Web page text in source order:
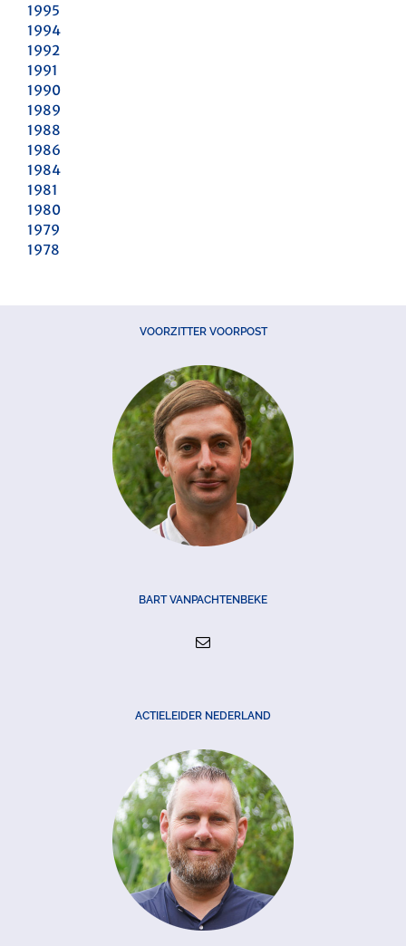
1995
1994
1992
1991
1990
1989
1988
1986
1984
1981
1980
1979
1978
VOORZITTER VOORPOST
BART VANPACHTENBEKE
ACTIELEIDER NEDERLAND